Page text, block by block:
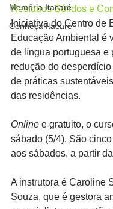
Memória Itacaré
Conheça Itacaré
Resíduos Sólidos e
Iniciativa do Centro de
Educação Ambiental é
de língua portuguesa e
redução do
de práticas
das residências.
Online e gratuito, o
sábado (5/4). São
aos sábados, a partir
A instrutora é Caroline
Souza, que é gestora